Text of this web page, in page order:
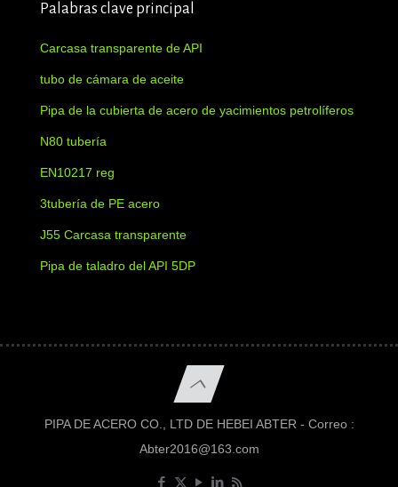
Palabras clave principal
Carcasa transparente de API
tubo de cámara de aceite
Pipa de la cubierta de acero de yacimientos petrolíferos
N80 tubería
EN10217 reg
3tubería de PE acero
J55 Carcasa transparente
Pipa de taladro del API 5DP
PIPA DE ACERO CO., LTD DE HEBEI ABTER - Correo :
Abter2016@163.com